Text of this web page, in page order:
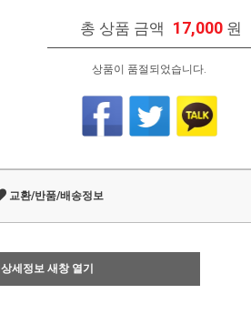
총 상품 금액 17,000 원
상품이 품절되었습니다.
교환/반품/배송정보
상세정보 새창 열기